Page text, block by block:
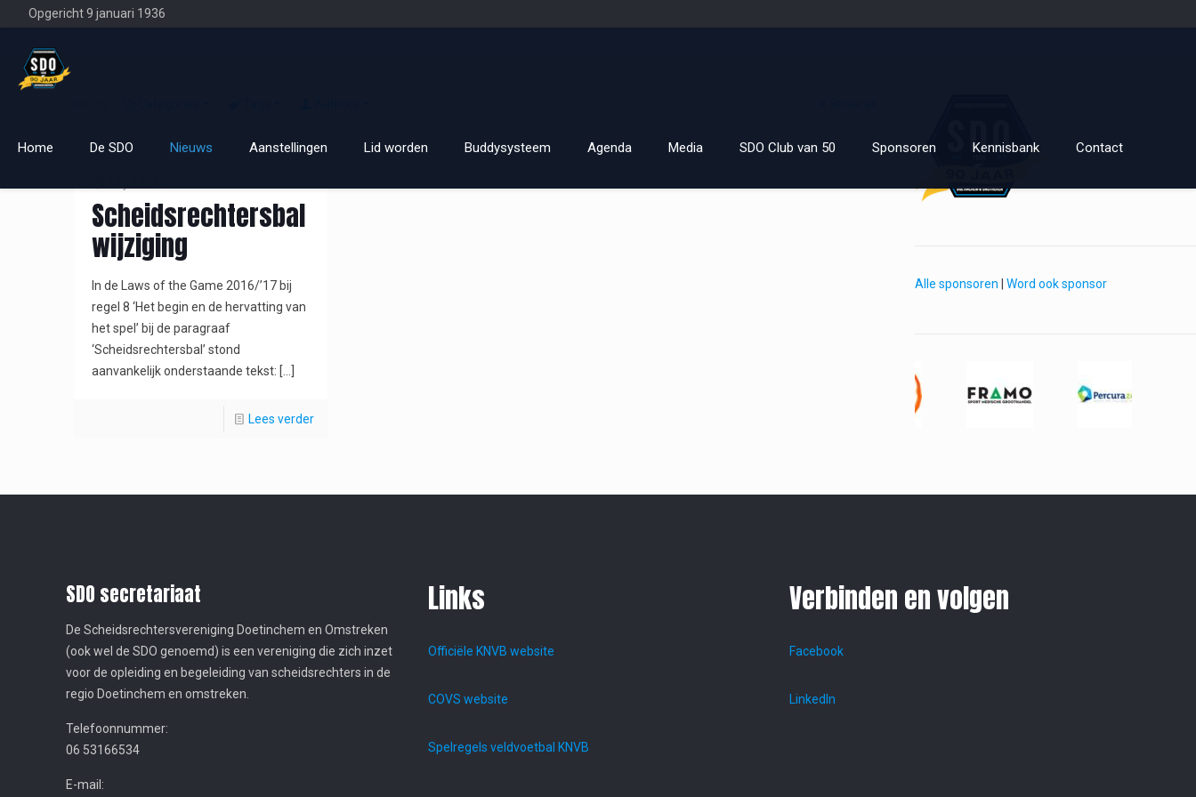
Opgericht 9 januari 1936
Home De SDO Nieuws Aanstellingen Lid worden Buddysysteem Agenda Media SDO Club van 50 Sponsoren Kennisbank Contact
Scheidsrechtersbal
wijziging
In de Laws of the Game 2016/’17 bij
regel 8 ‘Het begin en de hervatting van
het spel’ bij de paragraaf
‘Scheidsrechtersbal’ stond
aanvankelijk onderstaande tekst: […]
Lees verder
Alle sponsoren Word ook sponsor
SDO secretariaat
De Scheidsrechtersvereniging Doetinchem en Omstreken
(ook wel de SDO genoemd) is een vereniging die zich inzet
voor de opleiding en begeleiding van scheidsrechters in de
regio Doetinchem en omstreken.
Telefoonnummer:
06 53166534
E-mail:
Links
Officiële KNVB website
COVS website
Spelregels veldvoetbal KNVB
Verbinden en volgen
Facebook
LinkedIn